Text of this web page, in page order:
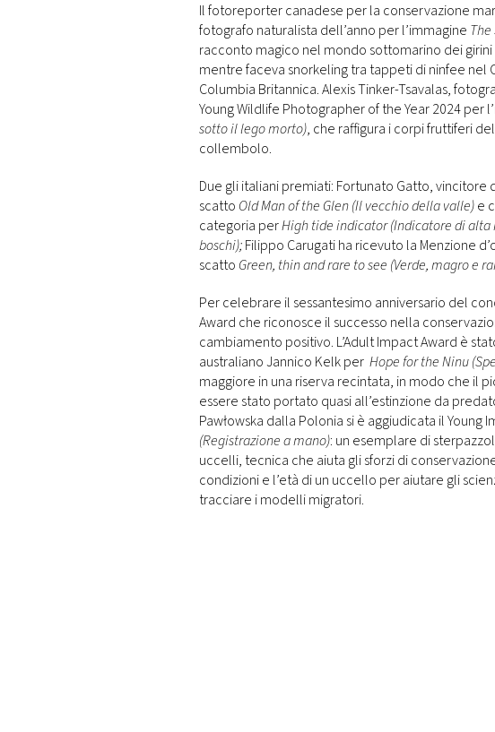
Il fotoreporter canadese per la conservazione
fotografo naturalista dell’anno per l’immagine
racconto magico nel mondo sottomarino dei
mentre faceva snorkeling tra tappeti di ninfee nel
Columbia Britannica. Alexis Tinker-Tsavalas,
Young Wildlife Photographer of the Year 2024 per
sotto il lego morto), che raffigura i corpi fruttiferi
collembolo.
Due gli italiani premiati: Fortunato Gatto, vincitore
scatto Old Man of the Glen (Il vecchio della valle)e
categoria perHigh tide indicator (Indicatore di alta
boschi);Filippo Carugati ha ricevuto la Menzione
scatto Green, thin and rare to see (Verde, magro e
Per celebrare il sessantesimo anniversario del
Award che riconosce il successo nella
cambiamento positivo. L’Adult Impact Award è
australiano Jannico Kelk per Hope for the Ninu
maggiore in una riserva recintata, in modo che il
essere stato portato quasi all’estinzione da
Pawłowska dalla Polonia si è aggiudicata il Young
(Registrazione a mano): un esemplare di
uccelli, tecnica che aiuta gli sforzi di
condizioni e l’età di un uccello per aiutare gli
tracciare i modelli migratori.